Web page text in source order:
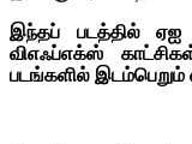
இந்தப் படத்தில் ஏஐ
விஎஃப்எக்ஸ்
படங்களில் இடம்பெறும்